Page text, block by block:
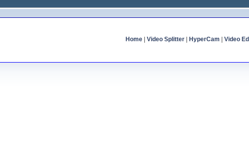
Home| Video Splitter| HyperCam Video